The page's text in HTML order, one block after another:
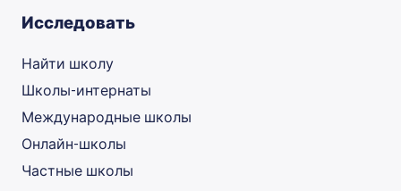
Исследовать
Найти школу
Школы-интернаты
Международные школы
Онлайн-школы
Частные школы